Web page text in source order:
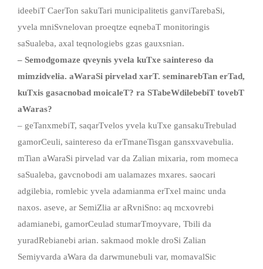
ideebiT CaerTon sakuTari municipalitetis ganviTarebaSi,
yvela mniSvnelovan proeqtze eqnebaT monitoringis
saSualeba, axal teqnologiebs gzas gauxsnian.
– Semodgomaze qveynis yvela kuTxe saintereso da
mimzidvelia. aWaraSi pirvelad xarT. seminarebTan erTad,
kuTxis gasacnobad moicaleT? ra STabeWdilebebiT tovebT
aWaras?
– geTanxmebiT, saqarTvelos yvela kuTxe gansakuTrebulad
gamorCeuli, saintereso da erTmaneTisgan gansxvavebulia.
mTian aWaraSi pirvelad var da Zalian mixaria, rom momeca
saSualeba, gavcnobodi am ualamazes mxares. saocari
adgilebia, romlebic yvela adamianma erTxel mainc unda
naxos. aseve, ar SemiZlia ar aRvniSno: aq mcxovrebi
adamianebi, gamorCeulad stumarTmoyvare, Tbili da
yuradRebianebi arian. sakmaod mokle droSi Zalian
Semiyvarda aWara da darwmunebuli var, momavalSic